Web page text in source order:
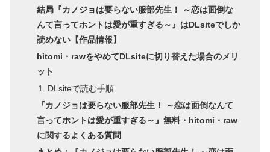
結局『カノジョは要らない服部先生！ ～恋は面倒な
んて言ってホントは愛が重すぎる～』はDLsiteでしか
読めない【作品情報】
hitomi・rawをやめてDLsiteに切り替えた場合のメリ
ット
DLsiteで読む手順
『カノジョは要らない服部先生！ ～恋は面倒なんて
言ってホントは愛が重すぎる～』無料・hitomi・raw
に関するよくある質問